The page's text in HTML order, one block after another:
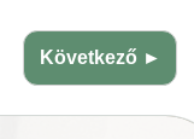
Következő ►